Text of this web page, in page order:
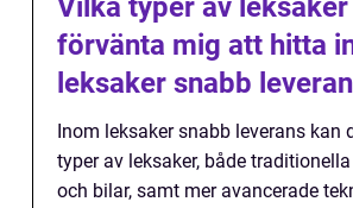
Vilka typer av
förvänta mig att hitta
leksaker snabb
Inom leksaker snabb leverans kan
typer av leksaker, både
och bilar, samt mer avancerade